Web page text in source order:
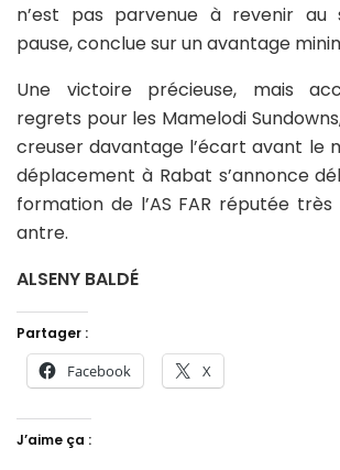
n’est pas parvenue à revenir
pause, conclue sur un avantage
Une victoire précieuse, mais
regrets pour les Mamelodi
creuser davantage l’écart avant le
déplacement à Rabat s’annonce
formation de l’AS FAR réputée
antre.
ALSENY BALDÉ
Partager :
Facebook X
J’aime ça :